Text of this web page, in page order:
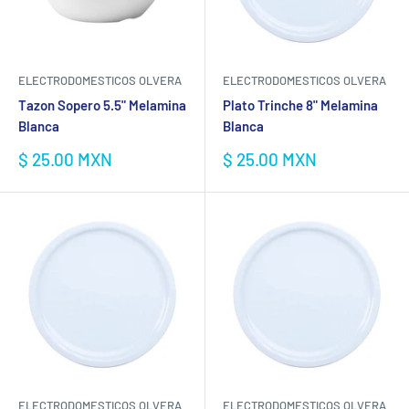
ELECTRODOMESTICOS OLVERA
Tazon Sopero 5.5" Melamina
Blanca
Precio
venta
$ 25.00 MXN
ELECTRODOMESTICOS OLVERA
Plato Trinche 8" Melamina
Blanca
Precio
venta
$ 25.00 MXN
ELECTRODOMESTICOS OLVERA ELECTRODOMESTICOS OLVERA